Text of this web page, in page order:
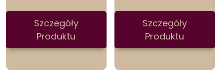
Szczegóły
Produktu
Szczegóły
Produktu